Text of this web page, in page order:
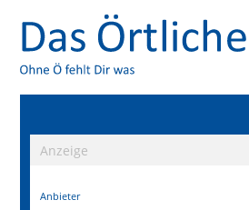
Anzeige
Anbieter